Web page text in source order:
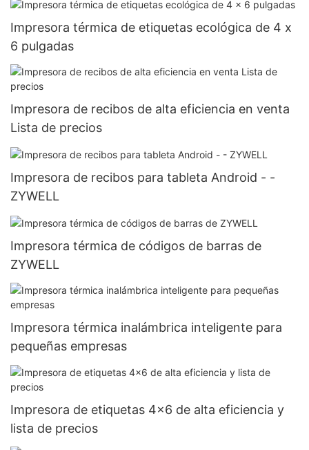
Impresora térmica de etiquetas ecológica de 4 x
6 pulgadas
Impresora de recibos de alta eficiencia en venta
Lista de precios
Impresora de recibos para tableta Android - -
ZYWELL
Impresora térmica de códigos de barras de
ZYWELL
Impresora térmica inalámbrica inteligente para
pequeñas empresas
Impresora de etiquetas 4x6 de alta eficiencia y
lista de precios